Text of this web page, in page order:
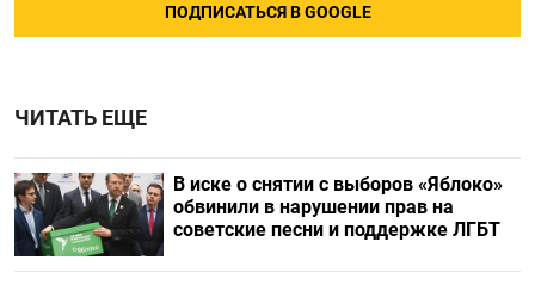
ПОДПИСАТЬСЯ В GOOGLE
ЧИТАТЬ ЕЩЕ
В иске о снятии с выборов «Яблоко»
обвинили в нарушении прав на
советские песни и поддержке ЛГБТ